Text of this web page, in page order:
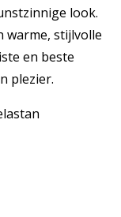
look.
warme, stijlvolle
en beste
plezier.